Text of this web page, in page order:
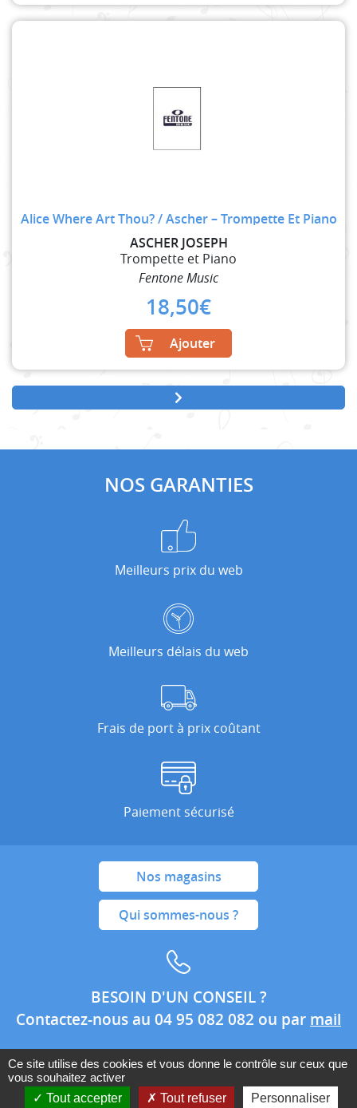
Alice Where Art Thou? / Ascher – Trompette Et Piano
ASCHER JOSEPH
Trompette et Piano
Fentone Music
18,50€
Ajouter
NOS GARANTIES
Meilleurs prix du web
Meilleurs délais du web
Frais de port à prix coûtant
Paiement sécurisé
Nos magasins
Qui sommes-nous ?
BESOIN D'UN CONSEIL ?
Contactez-nous au 04 95 082 082 ou par mail
Conditions générales de ventes
Mentions légales
Ce site utilise des cookies et vous donne le contrôle sur ceux que
vous souhaitez activer
Tout accepter
Tout refuser Personnaliser